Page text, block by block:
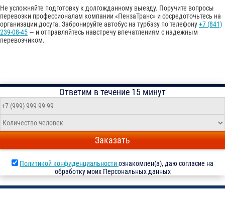
Не усложняйте подготовку к долгожданному выезду. Поручите вопросы
перевозки профессионалам компании «ПензаТранс» и сосредоточьтесь на
организации досуга. Забронируйте автобус на турбазу по телефону+7 (841)
239-08-45 — и отправляйтесь навстречу впечатлениям с надежным
перевозчиком.
Ответим в течение 15 минут
Заказать
Политикой конфиденциальностиознакомлен(а), даю согласие на
обработку моих Персональных данных